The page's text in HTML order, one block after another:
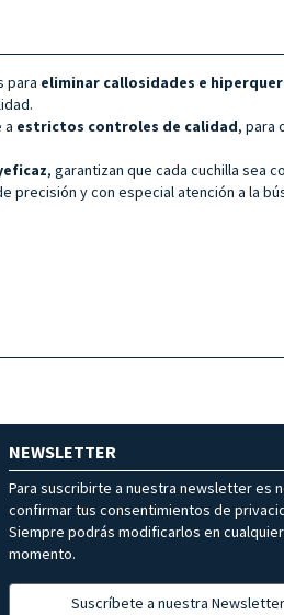
para eliminar callosidades e
a estrictos controles de calidad, para
eficaz, garantizan que cada cuchilla sea
precisión y con especial atención a la
NEWSLETTER
Para suscribirte a nuestra newsletter es
confirmar tus consentimientos de
Siempre podrás modificarlos en cualquier
momento.
Suscríbete a nuestra Newsletter